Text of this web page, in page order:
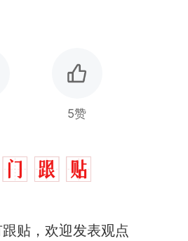
5赞
贴，欢迎发表观点